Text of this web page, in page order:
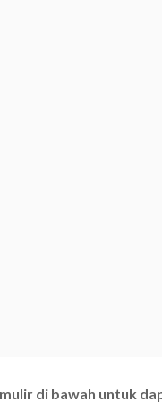
di bawah untuk